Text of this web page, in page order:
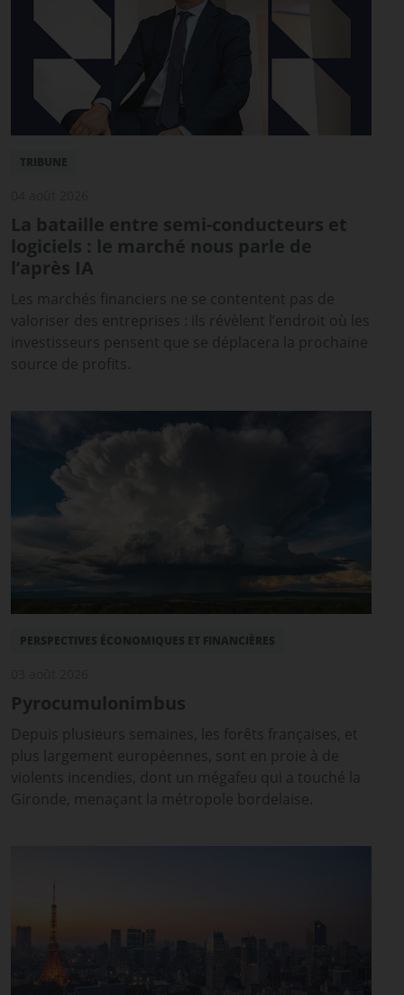
TRIBUNE
La bataille entre semi-conducteurs et
logiciels : le marché nous parle de
l’après IA
Les marchés financiers ne se contentent pas de
valoriser des entreprises : ils révèlent l’endroit où les
investisseurs pensent que se déplacera la prochaine
source de profits.
PERSPECTIVES ÉCONOMIQUES ET FINANCIÈRES
Pyrocumulonimbus
Depuis plusieurs semaines, les forêts françaises, et
plus largement européennes, sont en proie à de
violents incendies, dont un mégafeu qui a touché la
Gironde, menaçant la métropole bordelaise.